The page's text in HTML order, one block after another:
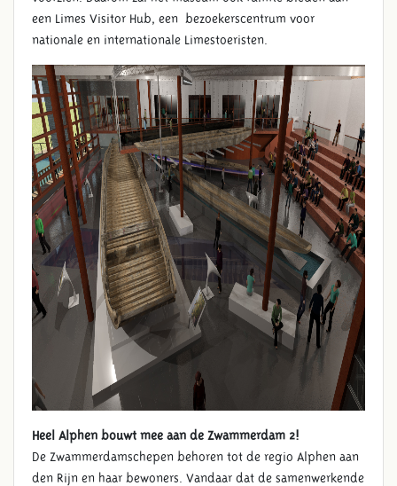
een Limes Visitor Hub, een bezoekerscentrum voor
nationale en internationale Limestoeristen.
Heel Alphen bouwt mee aan de Zwammerdam 2!
De Zwammerdamschepen behoren tot de regio Alphen aan
den Rijn en haar bewoners. Vandaar dat de samenwerkende